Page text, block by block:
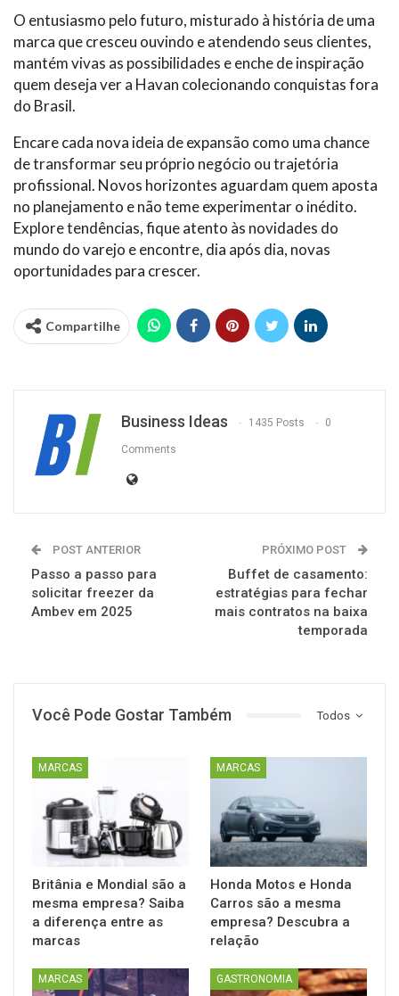
O entusiasmo pelo futuro, misturado à história de uma
marca que cresceu ouvindo e atendendo seus clientes,
mantém vivas as possibilidades e enche de inspiração
quem deseja ver a Havan colecionando conquistas fora
do Brasil.
Encare cada nova ideia de expansão como uma chance
de transformar seu próprio negócio ou trajetória
profissional. Novos horizontes aguardam quem aposta
no planejamento e não teme experimentar o inédito.
Explore tendências, fique atento às novidades do
mundo do varejo e encontre, dia após dia, novas
oportunidades para crescer.
Compartilhe
Business Ideas 1435 Posts 0
Comments
POST ANTERIOR
Passo a passo para
solicitar freezer da
Ambev em 2025
PRÓXIMO POST
Buffet de casamento:
estratégias para fechar
mais contratos na baixa
temporada
Todos
Você Pode Gostar Também
MARCAS
Britânia e Mondial são a
mesma empresa? Saiba
a diferença entre as
marcas
MARCAS
Honda Motos e Honda
Carros são a mesma
empresa? Descubra a
relação
MARCAS GASTRONOMIA